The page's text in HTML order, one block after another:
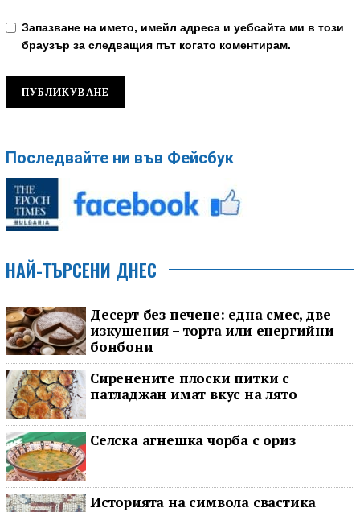
Запазване на името, имейл адреса и уебсайта ми в този
браузър за следващия път когато коментирам.
Последвайте ни във Фейсбук
НАЙ-ТЪРСЕНИ ДНЕС
Десерт без печене: една смес, две
изкушения – торта или енергийни
бонбони
Сиренените плоски питки с
патладжан имат вкус на лято
Селска агнешка чорба с ориз
Историята на символа свастика